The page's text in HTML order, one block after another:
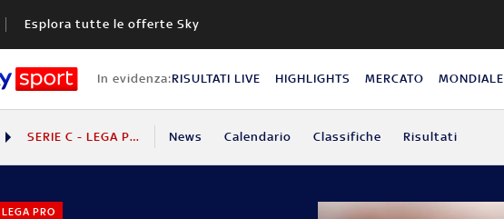
Esplora tutte le offerte Sky
In evidenza:RISULTATI LIVE HIGHLIGHTS MERCATO MONDIALE
SERIE C - LEGA PRO News Calendario Classifiche Risultati
PRO